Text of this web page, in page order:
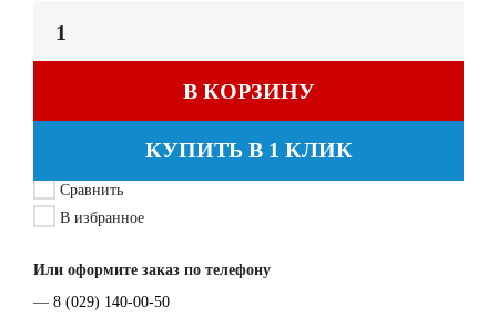
В КОРЗИНУ
КУПИТЬ В 1 КЛИК
Сравнить
В избранное
Или оформите заказ по телефону
— 8 (029) 140-00-50